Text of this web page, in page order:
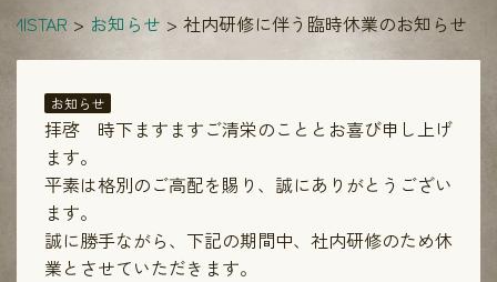
お知らせ 社内研修に伴う臨時休業のお知らせ
お知らせ
拝啓 時下ますますご清栄のこととお喜び申し上げ
ます。
平素は格別のご高配を賜り、誠にありがとうござい
ます。
誠に勝手ながら、下記の期間中、社内研修のため休
業とさせていただきます。